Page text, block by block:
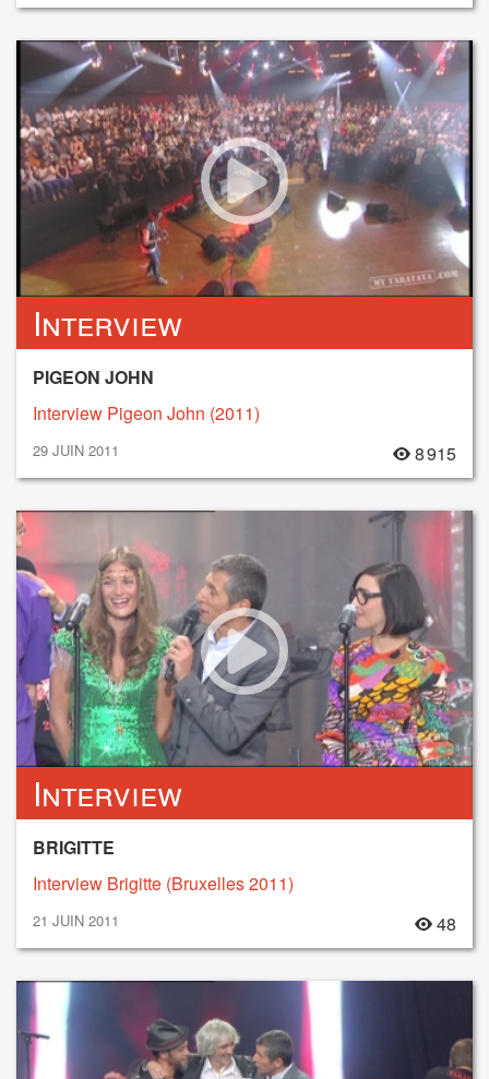
Interview
PIGEON JOHN
Interview Pigeon John (2011)
29 JUIN 2011 8 915
Interview
BRIGITTE
Interview Brigitte (Bruxelles 2011)
21 JUIN 2011 48